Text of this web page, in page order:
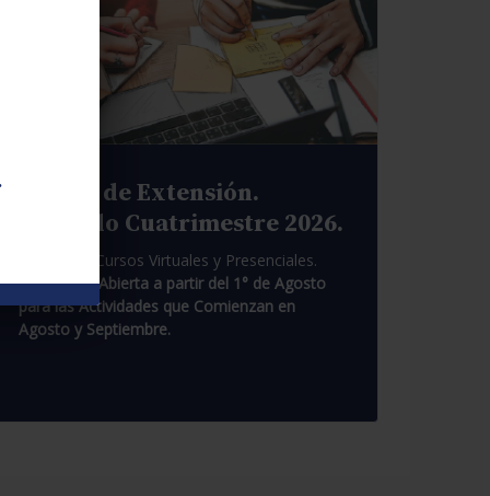
Cursos de Extensión.
Segundo Cuatrimestre 2026.
Pasantías. Cursos Virtuales y Presenciales.
Inscripción Abierta a partir del 1° de Agosto
para las Actividades que Comienzan en
Agosto y Septiembre.